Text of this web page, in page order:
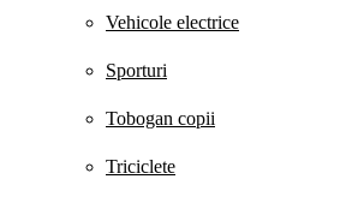
Vehicole electrice
Sporturi
Tobogan copii
Triciclete